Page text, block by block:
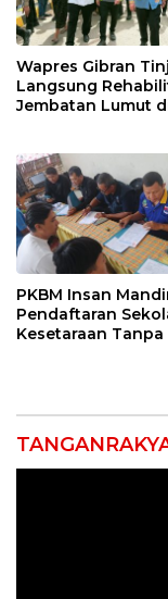
Wapres Gibran
Langsung
Jembatan Lumut
PKBM Insan
Pendaftaran
Kesetaraan Tanpa